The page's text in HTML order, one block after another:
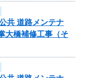
共 道路メンテナ
大橋補修工事（そ